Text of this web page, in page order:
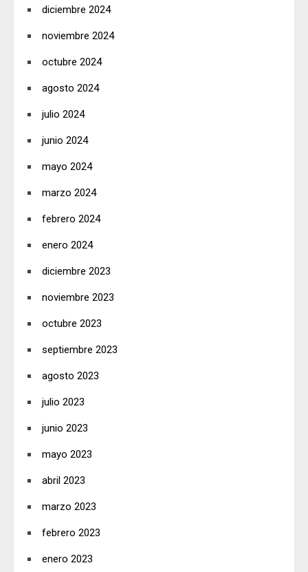
diciembre 2024
noviembre 2024
octubre 2024
agosto 2024
julio 2024
junio 2024
mayo 2024
marzo 2024
febrero 2024
enero 2024
diciembre 2023
noviembre 2023
octubre 2023
septiembre 2023
agosto 2023
julio 2023
junio 2023
mayo 2023
abril 2023
marzo 2023
febrero 2023
enero 2023